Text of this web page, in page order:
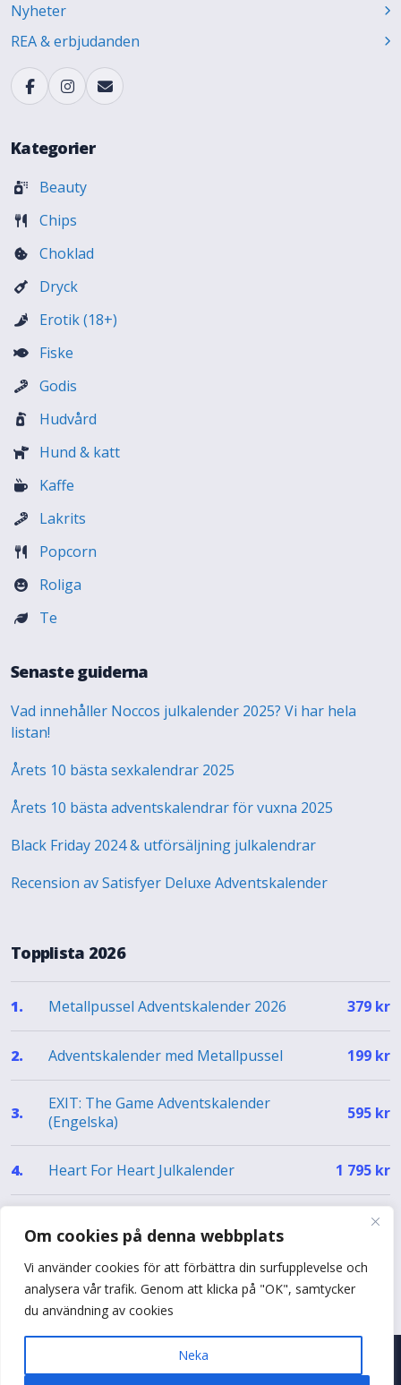
Om cookies på denna webbplats
Vi använder cookies för att förbättra din surfupplevelse och
analysera vår trafik. Genom att klicka på "OK", samtycker
du användning av cookies
Neka
Nyheter
REA & erbjudanden
Kategorier
Beauty
Chips
Choklad
Dryck
Erotik (18+)
Fiske
Godis
Hudvård
Hund & katt
Kaffe
Lakrits
Popcorn
Roliga
Te
Senaste guiderna
Vad innehåller Noccos julkalender 2025? Vi har hela
listan!
Årets 10 bästa sexkalendrar 2025
Årets 10 bästa adventskalendrar för vuxna 2025
Black Friday 2024 & utförsäljning julkalendrar
Recension av Satisfyer Deluxe Adventskalender
Topplista 2026
1. Metallpussel Adventskalender 2026 379 kr
2. Adventskalender med Metallpussel 199 kr
3.
EXIT: The Game Adventskalender
(Engelska)
595 kr
4. Heart For Heart Julkalender 1 795 kr
499kr
Se hela topplistan